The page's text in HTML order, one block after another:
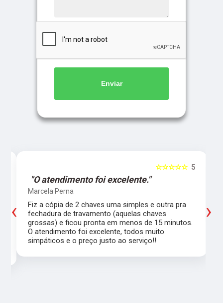
Enviar
5
☆☆☆☆☆
"O atendimento foi excelente."
Marcela Perna
Fiz a cópia de 2 chaves uma simples e outra pra
fechadura de travamento (aquelas chaves
grossas) e ficou pronta em menos de 15 minutos.
O atendimento foi excelente, todos muito
simpáticos e o preço justo ao serviço!!
‹ ›